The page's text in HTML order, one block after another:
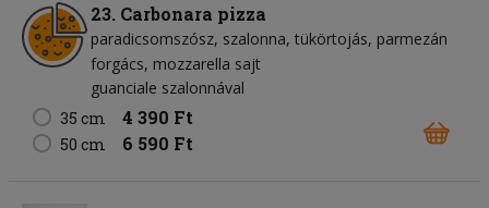
23. Carbonara pizza
paradicsomszósz szalonna tükörtojás parmezán
forgács mozzarella sajt
guanciale szalonnával
35 cm
4 390 Ft
50 cm 6 590 Ft